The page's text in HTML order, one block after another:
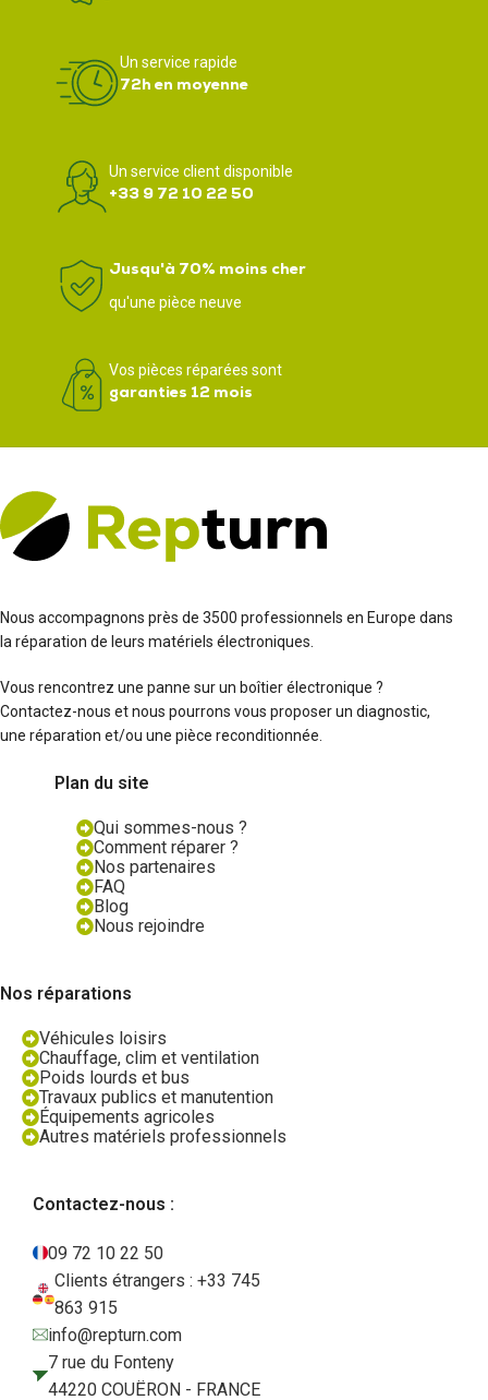
Un service rapide
72h en moyenne
Un service client disponible
+33 9 72 10 22 50
Jusqu'à 70% moins cher
qu'une pièce neuve
Vos pièces réparées sont
garanties 12 mois
Nous accompagnons près de 3500 professionnels en Europe dans
la réparation de leurs matériels électroniques.
Vous rencontrez une panne sur un boîtier électronique ?
Contactez-nous et nous pourrons vous proposer un diagnostic,
une réparation et/ou une pièce reconditionnée.
Plan du site
Qui sommes-nous ?
Comment réparer ?
Nos partenaires
FAQ
Blog
Nous rejoindre
Nos réparations
Véhicules loisirs
Chauffage, clim et ventilation
Poids lourds et bus
Travaux publics et manutention
Équipements agricoles
Autres matériels professionnels
Contactez-nous :
09 72 10 22 50
Clients étrangers : +33 745
863 915
info@repturn.com
7 rue du Fonteny
44220 COUËRON - FRANCE